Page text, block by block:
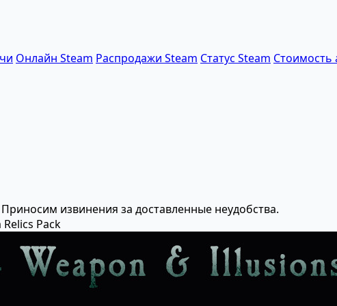
Онлайн Steam Распродажи Steam Статус Steam Стоимость
извинения за доставленные неудобства.
Pack